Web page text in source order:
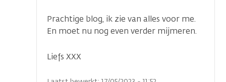
Prachtige blog, ik zie van alles voor me.
En moet nu nog even verder mijmeren.
Liefs XXX